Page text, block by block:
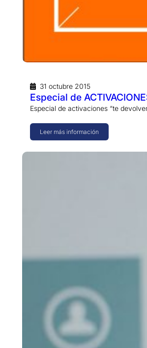
31 octubre 2015
Especial de
Especial de activaciones “te
Leer más información